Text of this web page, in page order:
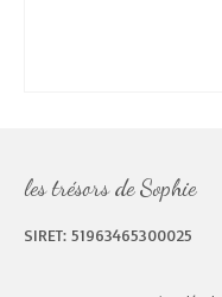
les trésors de Sophie
SIRET: 51963465300025